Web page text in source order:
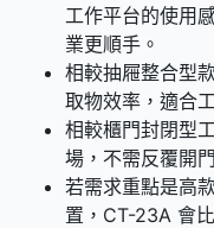
工作平台的使用
業更順手。
相較抽屜整合型
取物效率，適合
相較櫃門封閉型
場，不需反覆開
若需求重點是高
置，CT-23A 會